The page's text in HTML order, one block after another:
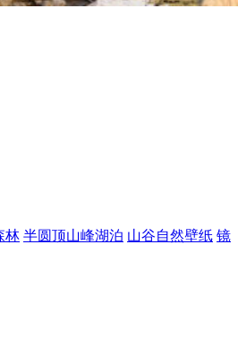
林 半圆顶山峰湖泊 山谷自然壁纸 镜